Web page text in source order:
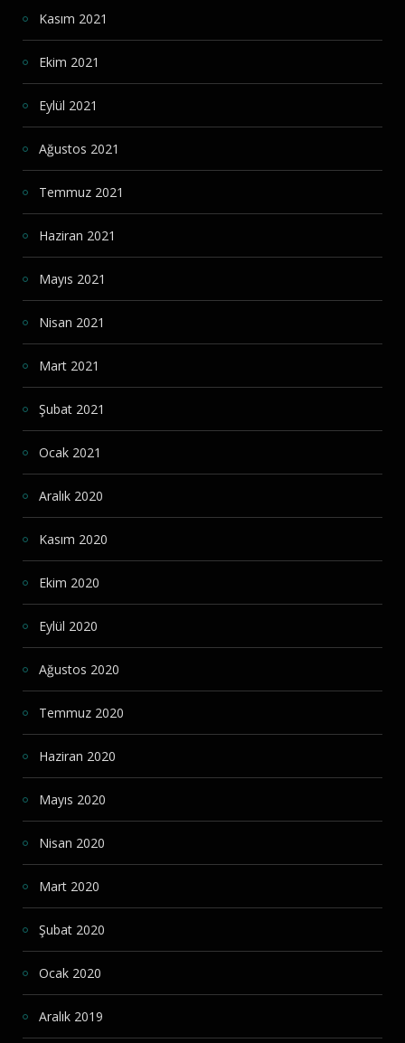
Kasım 2021
Ekim 2021
Eylül 2021
Ağustos 2021
Temmuz 2021
Haziran 2021
Mayıs 2021
Nisan 2021
Mart 2021
Şubat 2021
Ocak 2021
Aralık 2020
Kasım 2020
Ekim 2020
Eylül 2020
Ağustos 2020
Temmuz 2020
Haziran 2020
Mayıs 2020
Nisan 2020
Mart 2020
Şubat 2020
Ocak 2020
Aralık 2019